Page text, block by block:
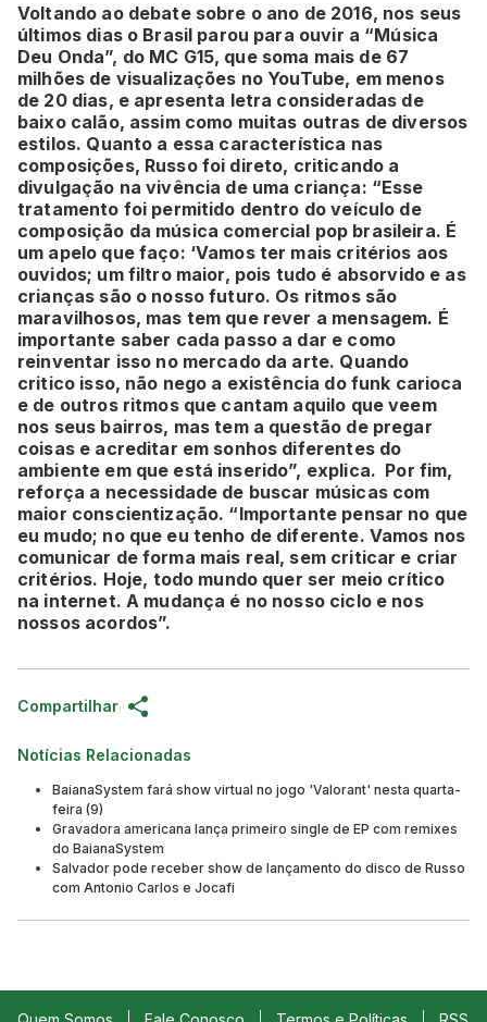
Voltando ao debate sobre o ano de 2016, nos seus
últimos dias o Brasil parou para ouvir a “Música
Deu Onda”, do MC G15, que soma mais de 67
milhões de visualizações no YouTube, em menos
de 20 dias, e apresenta letra consideradas de
baixo calão, assim como muitas outras de diversos
estilos. Quanto a essa característica nas
composições, Russo foi direto, criticando a
divulgação na vivência de uma criança: “Esse
tratamento foi permitido dentro do veículo de
composição da música comercial pop brasileira. É
um apelo que faço: ‘Vamos ter mais critérios aos
ouvidos; um filtro maior, pois tudo é absorvido e as
crianças são o nosso futuro. Os ritmos são
maravilhosos, mas tem que rever a mensagem. É
importante saber cada passo a dar e como
reinventar isso no mercado da arte. Quando
critico isso, não nego a existência do funk carioca
e de outros ritmos que cantam aquilo que veem
nos seus bairros, mas tem a questão de pregar
coisas e acreditar em sonhos diferentes do
ambiente em que está inserido”, explica. Por fim,
reforça a necessidade de buscar músicas com
maior conscientização. “Importante pensar no que
eu mudo; no que eu tenho de diferente. Vamos nos
comunicar de forma mais real, sem criticar e criar
critérios. Hoje, todo mundo quer ser meio crítico
na internet. A mudança é no nosso ciclo e nos
nossos acordos”.
Compartilhar
Notícias Relacionadas
BaianaSystem fará show virtual no jogo 'Valorant' nesta quarta-
feira (9)
Gravadora americana lança primeiro single de EP com remixes
do BaianaSystem
Salvador pode receber show de lançamento do disco de Russo
com Antonio Carlos e Jocafi